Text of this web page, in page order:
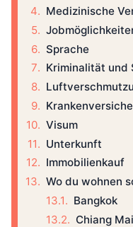
Medizinische
Sprache
Kriminalität und
Visum
Unterkunft
Immobilienkauf
Wo du wohnen
Bangkok
Chiang Mai